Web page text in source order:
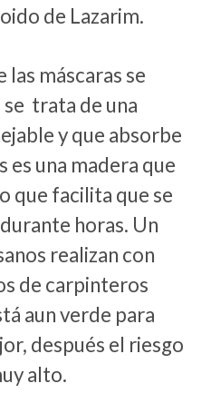
de Lazarim.
las máscaras se
trata de una
y que absorbe
es una madera que
que facilita que se
horas. Un
realizan con
de carpinteros
aun verde para
después el riesgo
alto.